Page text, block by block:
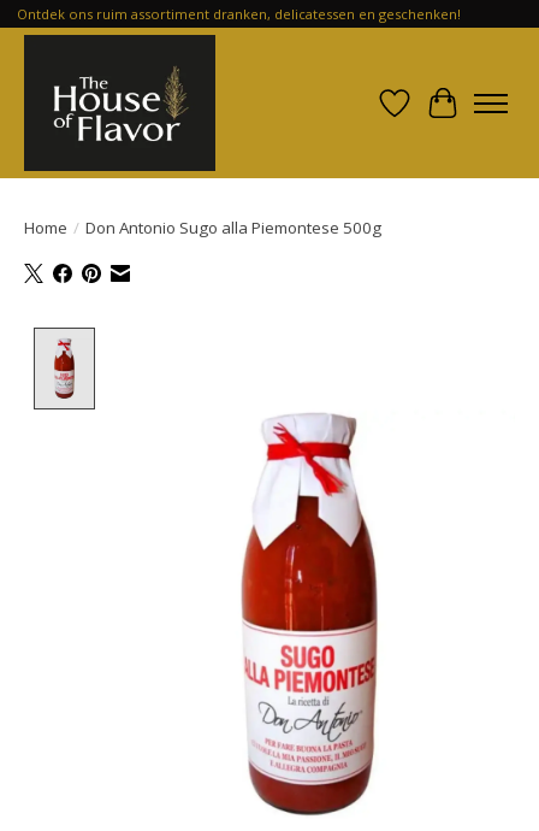
Ontdek ons ruim assortiment dranken, delicatessen en geschenken!
Verlanglijst
Home / Don Antonio Sugo alla Piemontese 500g